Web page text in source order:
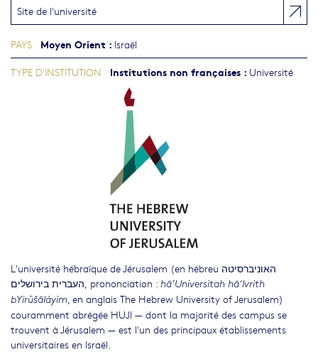
L'université hébraïque de Jérusalem (en hébreu האוניברסיטה
העברית בירושלים, prononciation : hā’Universitah hā‘Ivrith
bYirūšāláyim, en anglais The Hebrew University of Jerusalem)
couramment abrégée HUJI — dont la majorité des campus se
trouvent à Jérusalem — est l'un des principaux établissements
universitaires en Israël.
Site de l'université
PAYS Moyen Orient : Israël
TYPE D'INSTITUTION
Institutions non françaises : Université